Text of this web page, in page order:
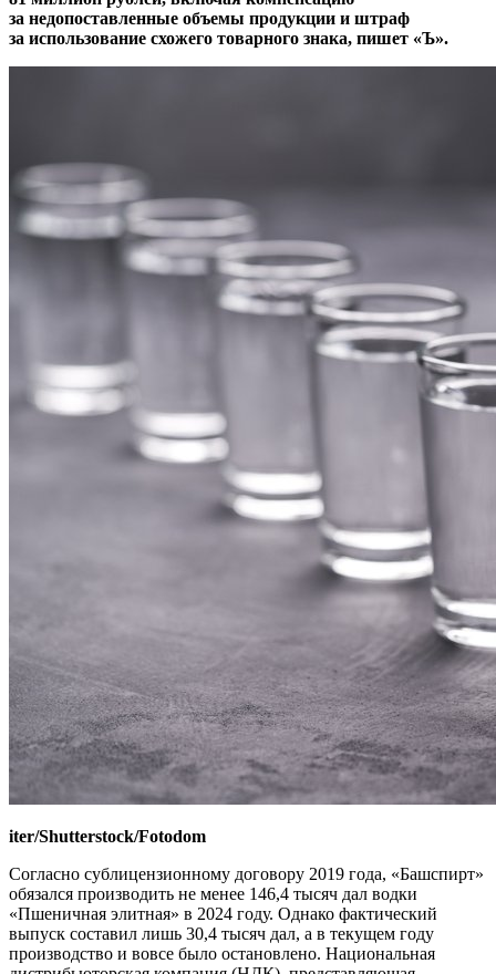
за недопоставленные объемы продукции и штраф
за использование схожего товарного знака, пишет «Ъ».
iter/Shutterstock/Fotodom
Согласно сублицензионному договору 2019 года, «Башспирт»
обязался производить не менее 146,4 тысяч дал водки
«Пшеничная элитная» в 2024 году. Однако фактический
выпуск составил лишь 30,4 тысяч дал, а в текущем году
производство и вовсе было остановлено. Национальная